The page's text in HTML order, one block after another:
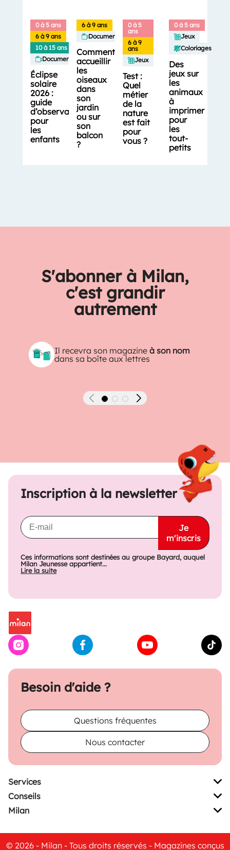
0 à 5 ans
6 à 9 ans
10 à 15 ans
Documentaires
Éclipse
solaire
2026 :
guide
d’observation
pour
les
enfants
6 à 9 ans
Documentaires
Comment
accueillir
les
oiseaux
dans
son
jardin
ou sur
son
balcon
?
0 à 5
ans
6 à 9
ans
Jeux
Test :
Quel
métier
de la
nature
est fait
pour
vous ?
0 à 5 ans
Jeux
Coloriages
Des
jeux sur
les
animaux
à
imprimer
pour
les
tout-
petits
S'abonner à Milan,
c'est grandir
autrement
Il recevra son magazineà son nom
dans sa boîte aux lettres
Précédent Suivant
Besoin d'aide ?
Questions fréquentes
Nous contacter
Inscription à la newsletter
Je
m'inscris
Ces informations sont destinées au groupe Bayard, auquel
Milan Jeunesse appartient...
Lire la suite
Services
Conseils
Milan
© 2026 - Milan - Tous droits réservés - Magazines conçus